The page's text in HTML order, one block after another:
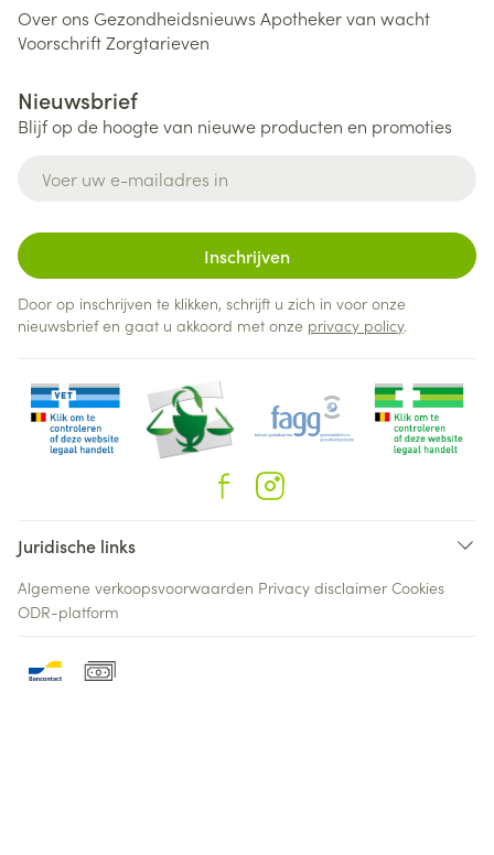
Over ons Gezondheidsnieuws Apotheker van wacht
VoorschriftZorgtarieven
Nieuwsbrief
Blijf op de hoogte van nieuwe producten en promoties
Inschrijven
Door op inschrijven te klikken, schrijft u zich in voor onze
nieuwsbrief en gaat u akkoord met onze privacy policy.
Juridische links
Algemene verkoopsvoorwaarden Privacy disclaimer Cookies
ODR-platform